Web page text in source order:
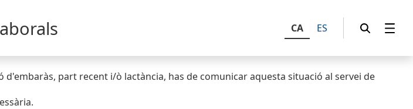
CA ES
d'embaràs, part recent i/ò lactància, has de comunicar aquesta situació al servei de